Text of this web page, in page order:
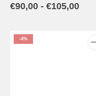
€90,00 - €105,00
-4%